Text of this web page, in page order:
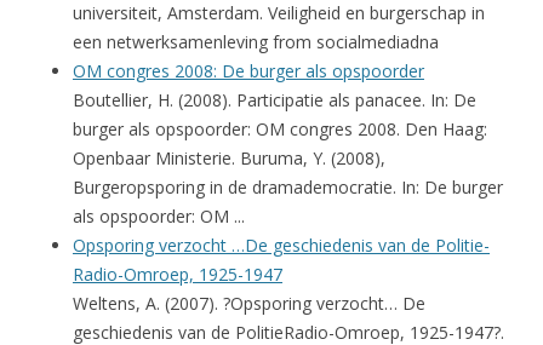
universiteit, Amsterdam. Veiligheid en burgerschap in
een netwerksamenleving from socialmediadna
OM congres 2008: De burger als opspoorder
Boutellier, H. (2008). Participatie als panacee. In: De
burger als opspoorder: OM congres 2008. Den Haag:
Openbaar Ministerie. Buruma, Y. (2008),
Burgeropsporing in de dramademocratie. In: De burger
als opspoorder: OM ...
Opsporing verzocht …De geschiedenis van de Politie-
Radio-Omroep, 1925-1947
Weltens, A. (2007). ?Opsporing verzocht… De
geschiedenis van de PolitieRadio-Omroep, 1925-1947?.